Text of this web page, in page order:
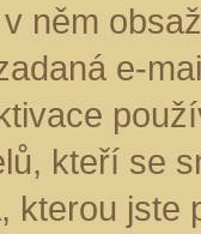
něm
e-
kteří se
kterou jste